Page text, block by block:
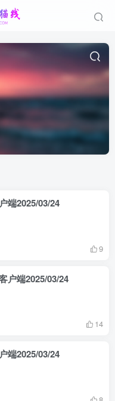
端2025/03/24
9
户端2025/03/24
14
端2025/03/24